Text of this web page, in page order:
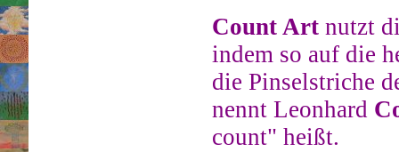
Count Artnutzt
indem so auf die
die Pinselstriche
nennt Leonhard
count" heißt.